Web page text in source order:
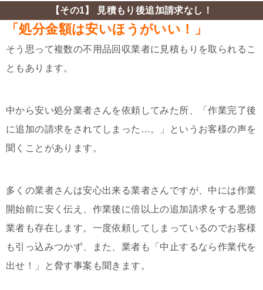
【その1】 見積もり後追加請求なし！
「処分金額は安いほうがいい！」
そう思って複数の不用品回収業者に見積もりを取られるこ
ともあります。
中から安い処分業者さんを依頼してみた所、「作業完了後
に追加の請求をされてしまった…。」というお客様の声を
聞くことがあります。
多くの業者さんは安心出来る業者さんですが、中には作業
開始前に安く伝え、作業後に倍以上の追加請求をする悪徳
業者も存在します。一度依頼してしまっているのでお客様
も引っ込みつかず、また、業者も「中止するなら作業代を
出せ！」と脅す事案も聞きます。